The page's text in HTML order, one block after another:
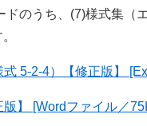
のうち、(7)様式集（
5-2-4）【修正版】
】 [Wordファイル／